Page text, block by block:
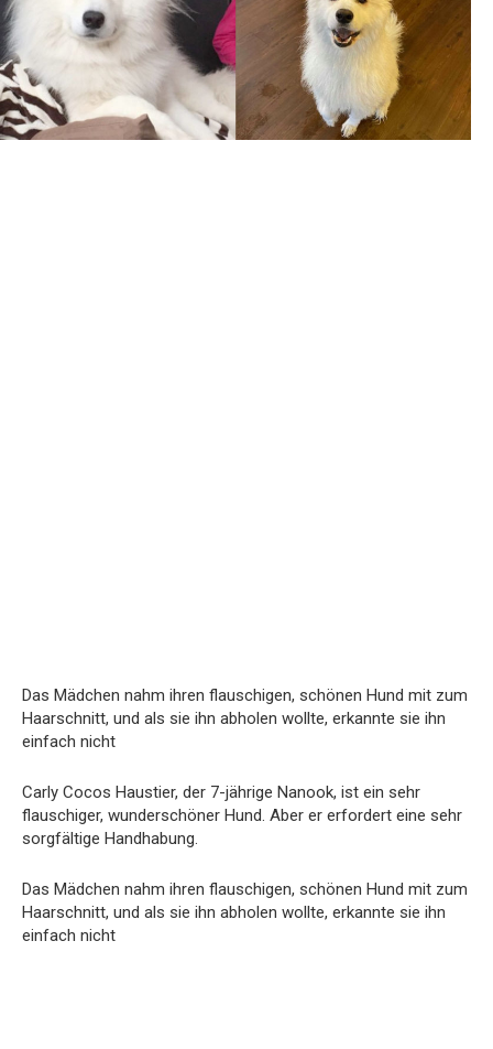
Das Mädchen nahm ihren flauschigen, schönen Hund mit zum
Haarschnitt, und als sie ihn abholen wollte, erkannte sie ihn
einfach nicht
Carly Cocos Haustier, der 7-jährige Nanook, ist ein sehr
flauschiger, wunderschöner Hund. Aber er erfordert eine sehr
sorgfältige Handhabung.
Das Mädchen nahm ihren flauschigen, schönen Hund mit zum
Haarschnitt, und als sie ihn abholen wollte, erkannte sie ihn
einfach nicht